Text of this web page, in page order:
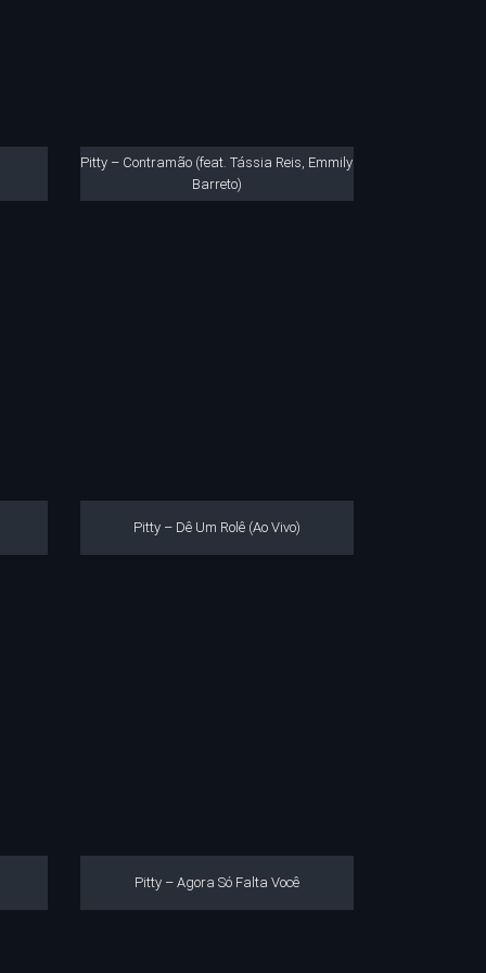
Pitty – Contramão (feat. Tássia Reis, Emmily
Barreto)
Pitty – Dê Um Rolê (Ao Vivo)
Pitty – Agora Só Falta Você